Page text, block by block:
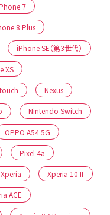
7
8 Plus
iPhone SE（第3世代）
XS
Nexus
Nintendo Switch
OPPO A54 5G
Pixel 4a
Xperia Xperia 10 II
ACE